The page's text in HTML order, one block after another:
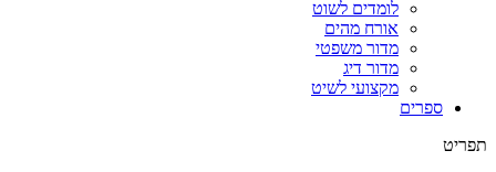
לומדים לשוט
אורח מהים
מדור משפטי
מדור דיג
מקצועי לשיט
ספרים
תפריט